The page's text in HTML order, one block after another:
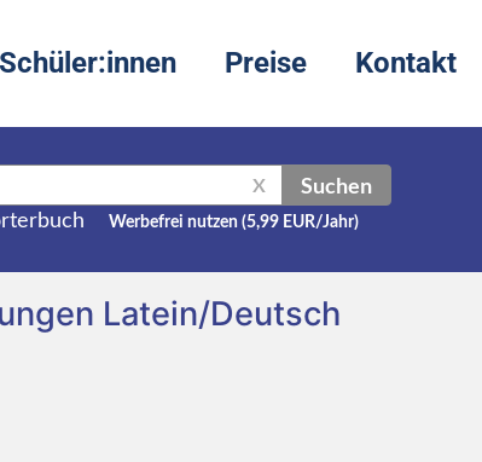
Schüler:innen Preise Kontakt
X Suchen
Werbefrei nutzen (5,99 EUR/Jahr)
Latein/Deutsch